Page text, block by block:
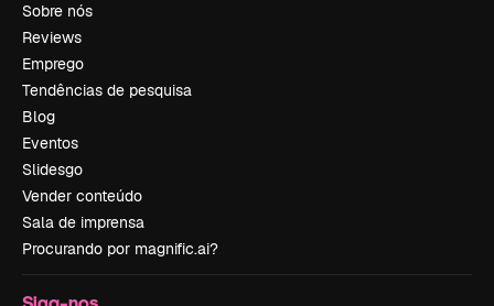
Sobre nós
Reviews
Emprego
Tendências de pesquisa
Blog
Eventos
Slidesgo
Vender conteúdo
Sala de imprensa
Procurando por magnific.ai?